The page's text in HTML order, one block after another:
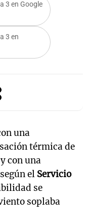
3 en Google
3 en
una
térmica de
con una
el Servicio
se
soplaba